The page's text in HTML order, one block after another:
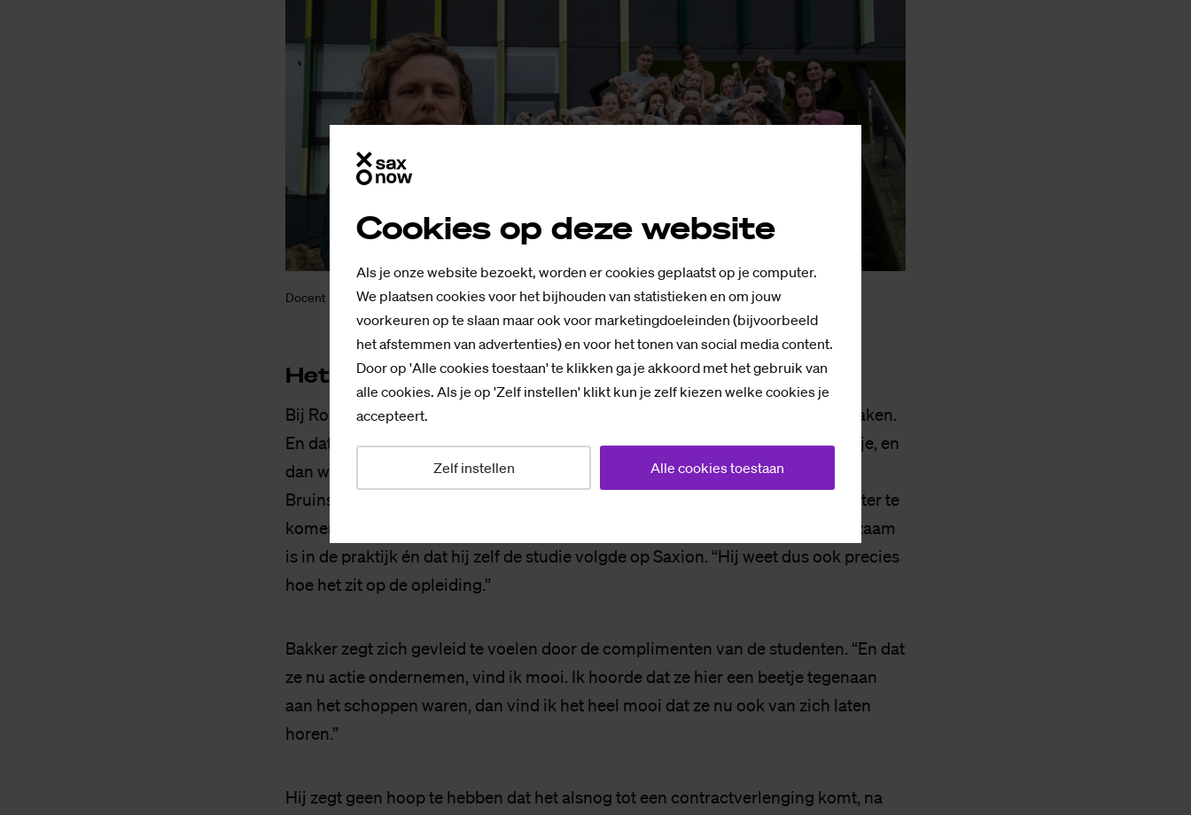
Cookies op deze website
Als je onze website bezoekt, worden er cookies geplaatst op je computer.
We plaatsen cookies voor het bijhouden van statistieken en om jouw
voorkeuren op te slaan maar ook voor marketingdoeleinden (bijvoorbeeld
het afstemmen van advertenties) en voor het tonen van social media content.
Door op 'Alle cookies toestaan' te klikken ga je akkoord met het gebruik van
alle cookies. Als je op 'Zelf instellen' klikt kun je zelf kiezen welke cookies je
accepteert.
Zelf instellen Alle cookies toestaan
Docent Robby Bakker en zijn studenten. Foto's: Ronald Hissink
Het is goed met je, Rob­by
Bij Robby doet iedereen mee, zeggen ze. Ensink: “Je moet je les interessant maken.
En dat doet hij.” Reinderink: “Bij hem is die balans goed. Hier en daar een grapje, en
dan weer serieus. Hij heeft de studie voor mij een stuk leuker gemaakt.”
Bruinshorst: “Soms denk ik wel, Robby, het is goed met je. Om er dan later achter te
komen: hij heeft toch gelijk.” Verder roemen ze het feit dat hij nog volop werkzaam
is in de praktijk én dat hij zelf de studie volgde op Saxion. “Hij weet dus ook precies
hoe het zit op de opleiding.”
Bakker zegt zich gevleid te voelen door de complimenten van de studenten. “En dat
ze nu actie ondernemen, vind ik mooi. Ik hoorde dat ze hier een beetje tegenaan
aan het schoppen waren, dan vind ik het heel mooi dat ze nu ook van zich laten
horen.”
Hij zegt geen hoop te hebben dat het alsnog tot een contractverlenging komt, na